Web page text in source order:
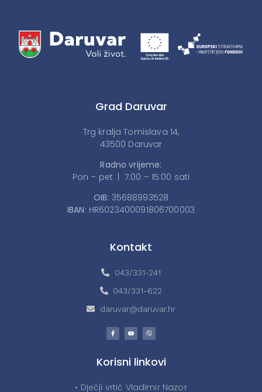
Grad Daruvar
Trg kralja Tomislava 14,
43500 Daruvar
Radno vrijeme:
Pon – pet | 7:00 – 15:00 sati
OIB: 35688993528
IBAN: HR6023400091806700003
Kontakt
043/331-241
043/331-622
daruvar@daruvar.hr
Korisni linkovi
• Dječji vrtić Vladimir Nazor